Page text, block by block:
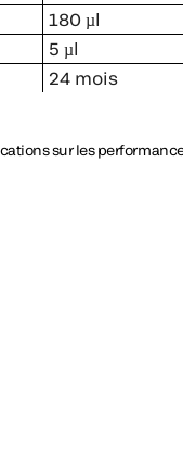
180 µl
5 µl
24 mois
sur les